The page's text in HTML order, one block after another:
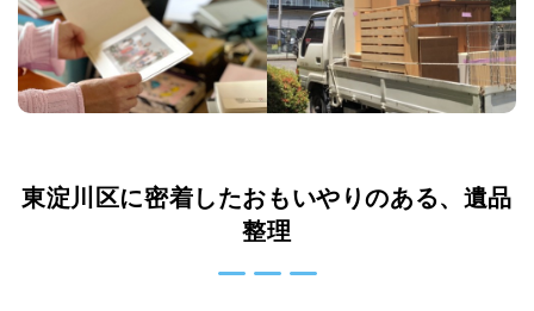
東淀川区に密着したおもいやりのある、遺品
整理